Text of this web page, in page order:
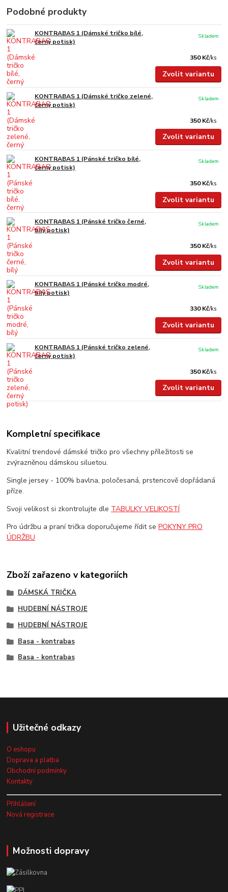
Podobné produkty
KONTRABAS 1 (Dámské tričko bílé,
černý potisk)
350 Kč/ks
Skladem
Zvolit variantu
KONTRABAS 1 (Dámské tričko zelené,
černý potisk)
350 Kč/ks
Skladem
Zvolit variantu
KONTRABAS 1 (Pánské tričko bílé,
černý potisk)
350 Kč/ks
Skladem
Zvolit variantu
KONTRABAS 1 (Pánské tričko černé,
bílý potisk)
350 Kč/ks
Skladem
Zvolit variantu
KONTRABAS 1 (Pánské tričko modré,
bílý potisk)
330 Kč/ks
Skladem
Zvolit variantu
KONTRABAS 1 (Pánské tričko zelené,
černý potisk)
350 Kč/ks
Skladem
Zvolit variantu
Kompletní specifikace
Kvalitní trendové dámské tričko pro všechny příležitosti se
zvýrazněnou dámskou siluetou.
Single jersey - 100% bavlna, poločesaná, prstencově dopřádaná
příze.
Svoji velikost si zkontrolujte dle TABULKY VELIKOSTÍ
Pro údržbu a praní trička doporučujeme řídit sePOKYNY PRO
ÚDRŽBU
Zboží zařazeno v kategoriích
DÁMSKÁ TRIČKA
HUDEBNÍ NÁSTROJE
HUDEBNÍ NÁSTROJE
Basa - kontrabas
Basa - kontrabas
Užitečné odkazy
O eshopu
Doprava a platba
Obchodní podmínky
Kontakty
Přihlášení
Nová registrace
Možnosti dopravy